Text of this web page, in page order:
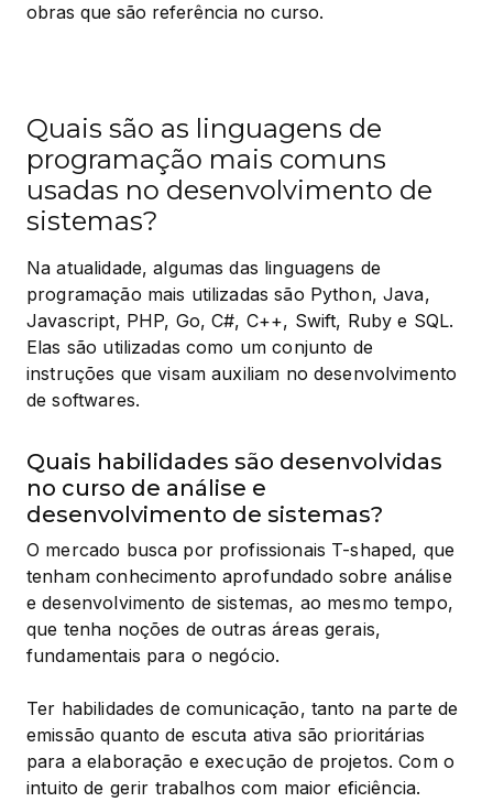
obras que são referência no curso.
Quais são as linguagens de
programação mais comuns
usadas no desenvolvimento de
sistemas?
Na atualidade, algumas das linguagens de
programação mais utilizadas são Python, Java,
Javascript, PHP, Go, C#, C++, Swift, Ruby e SQL.
Elas são utilizadas como um conjunto de
instruções que visam auxiliam no desenvolvimento
de softwares.
Quais habilidades são desenvolvidas
no curso de análise e
desenvolvimento de sistemas?
O mercado busca por profissionais T-shaped, que
tenham conhecimento aprofundado sobre análise
e desenvolvimento de sistemas, ao mesmo tempo,
que tenha noções de outras áreas gerais,
fundamentais para o negócio.
Ter habilidades de comunicação, tanto na parte de
emissão quanto de escuta ativa são prioritárias
para a elaboração e execução de projetos. Com o
intuito de gerir trabalhos com maior eficiência.